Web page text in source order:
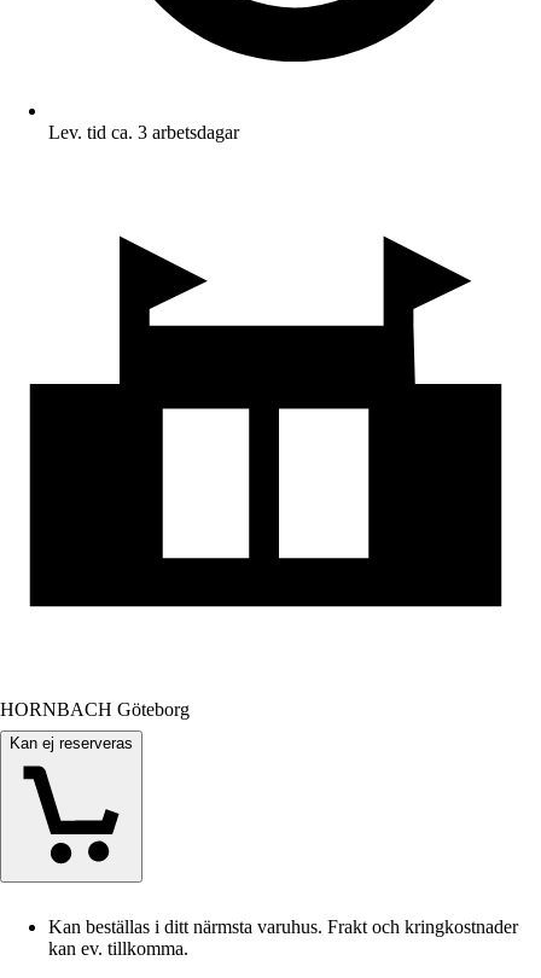
Lev. tid ca. 3 arbetsdagar
HORNBACH Göteborg
Kan ej reserveras
Kan beställas i ditt närmsta varuhus. Frakt och kringkostnader
kan ev. tillkomma.